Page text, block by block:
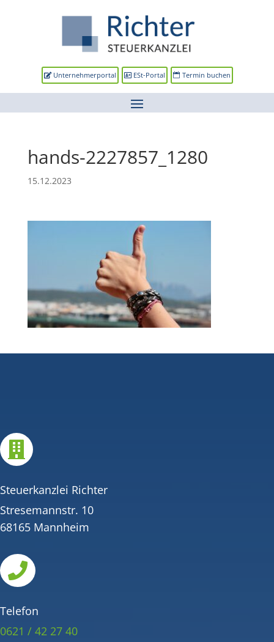
Unternehmerportal ESt-Portal Termin buchen
hands-2227857_1280
15.12.2023

Steuerkanzlei Richter
Stresemannstr. 10
68165 Mannheim

Telefon
0621 / 42 27 40